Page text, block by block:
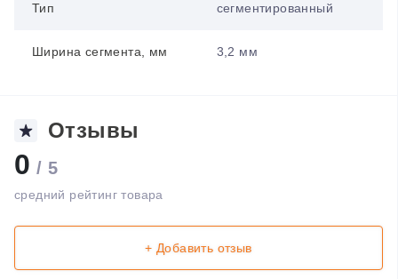
Тип сегментированный
Ширина сегмента, мм 3,2 мм
Отзывы
0 / 5
средний рейтинг товара
+ Добавить отзыв